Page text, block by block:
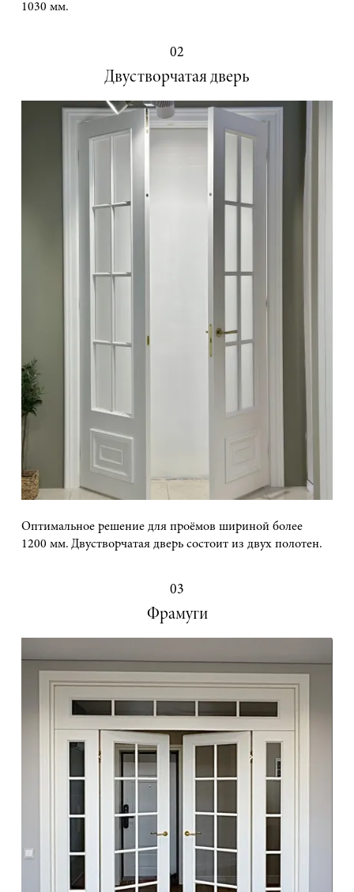
1030 мм.
02
Двустворчатая дверь
Оптимальное решение для проёмов шириной более
1200 мм. Двустворчатая дверь состоит из двух полотен.
03
Фрамуги